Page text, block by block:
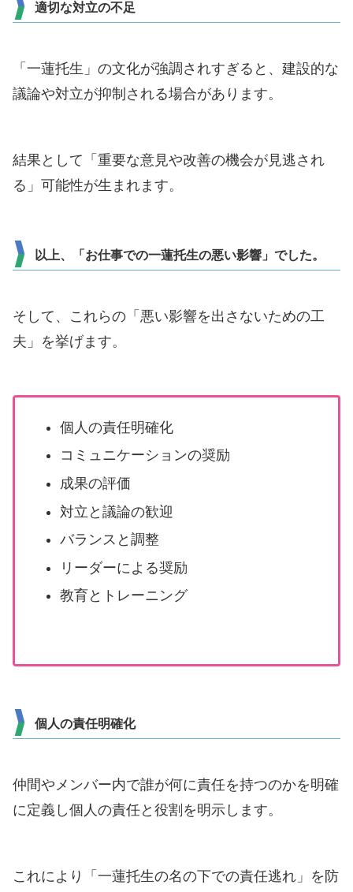
適切な対立の不足
「一蓮托生」の文化が強調されすぎると、建設的な
議論や対立が抑制される場合があります。
結果として「重要な意見や改善の機会が見逃され
る」可能性が生まれます。
以上、「お仕事での一蓮托生の悪い影響」でした。
そして、これらの「悪い影響を出さないための工
夫」を挙げます。
個人の責任明確化
コミュニケーションの奨励
成果の評価
対立と議論の歓迎
バランスと調整
リーダーによる奨励
教育とトレーニング
個人の責任明確化
仲間やメンバー内で誰が何に責任を持つのかを明確
に定義し個人の責任と役割を明示します。
これにより「一蓮托生の名の下での責任逃れ」を防